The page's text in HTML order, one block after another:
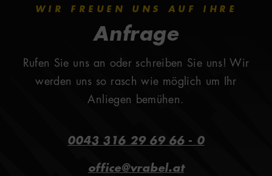
WIR FREUEN UNS AUF IHRE
Anfrage
Rufen Sie uns an oder schreiben Sie uns! Wir
werden uns so rasch wie möglich um Ihr
Anliegen bemühen.
0043 316 29 69 66 - 0
office@vrabel.at